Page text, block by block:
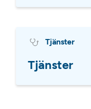
Tjänster
Tjänster